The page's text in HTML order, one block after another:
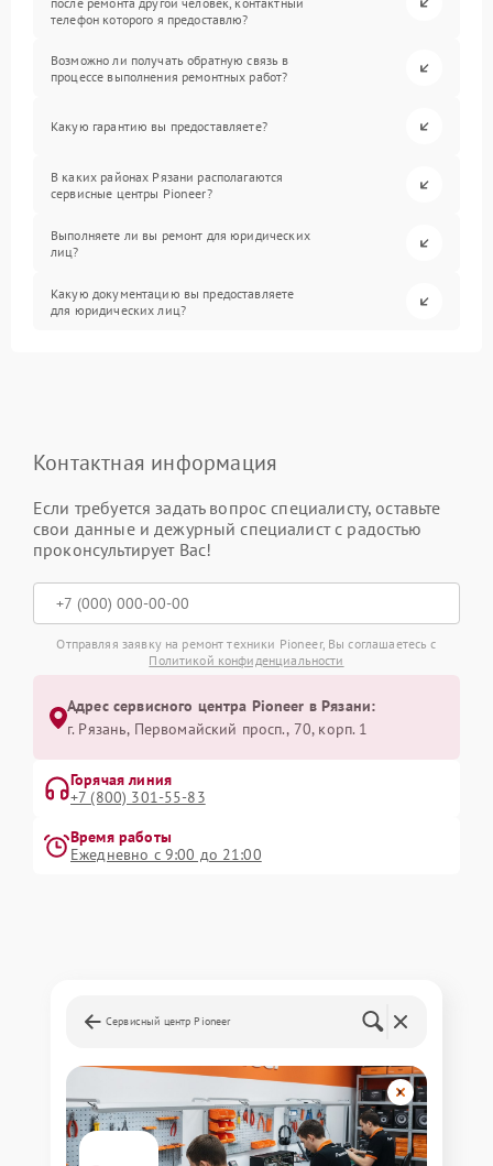
телефон которого я предоставлю?
Возможно ли получать обратную связь в
процессе выполнения ремонтных работ?
Какую гарантию вы предоставляете?
В каких районах Рязани располагаются
сервисные центры Pioneer?
Выполняете ли вы ремонт для юридических
лиц?
Какую документацию вы предоставляете
для юридических лиц?
Контактная информация
Если требуется задать вопрос специалисту, оставьте
свои данные и дежурный специалист с радостью
проконсультирует Вас!
Отправляя заявку на ремонт техники Pioneer, Вы соглашаетесь с
Политикой конфиденциальности
Адрес сервисного центра Pioneer в Рязани:
г. Рязань, Первомайский просп., 70, корп. 1
Горячая линия
+7 (800) 301-55-83
Время работы
Ежедневно с 9:00 до 21:00
Сервисный центр Pioneer